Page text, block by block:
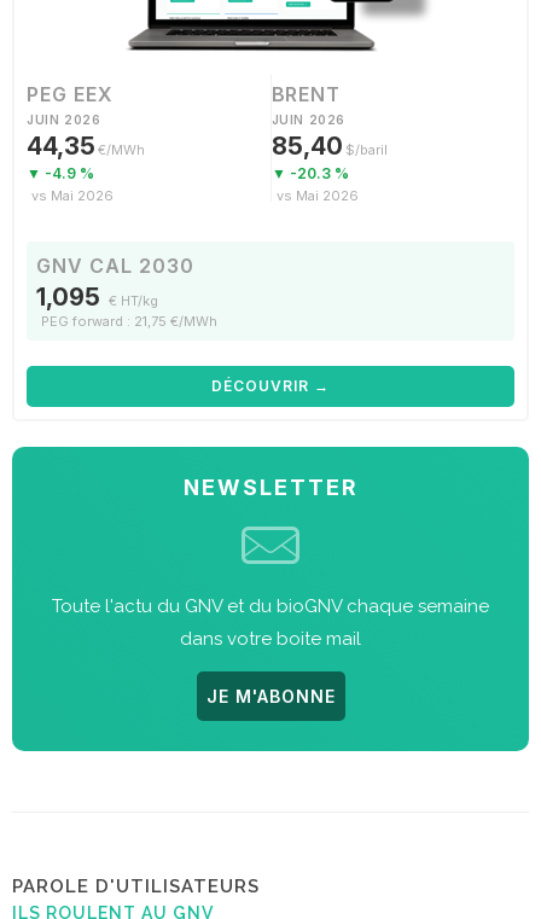
PEG EEX
JUIN 2026
44,35 €/MWh
▼ -4.9 %
vs Mai 2026
BRENT
JUIN 2026
85,40 $/baril
▼ -20.3 %
vs Mai 2026
GNV CAL 2030
1,095 € HT/kg
PEG forward : 21,75 €/MWh
DÉCOUVRIR →
NEWSLETTER
Toute l'actu du GNV et du bioGNV chaque semaine
dans votre boite mail
JE M'ABONNE
PAROLE D'UTILISATEURS
ILS ROULENT AU GNV